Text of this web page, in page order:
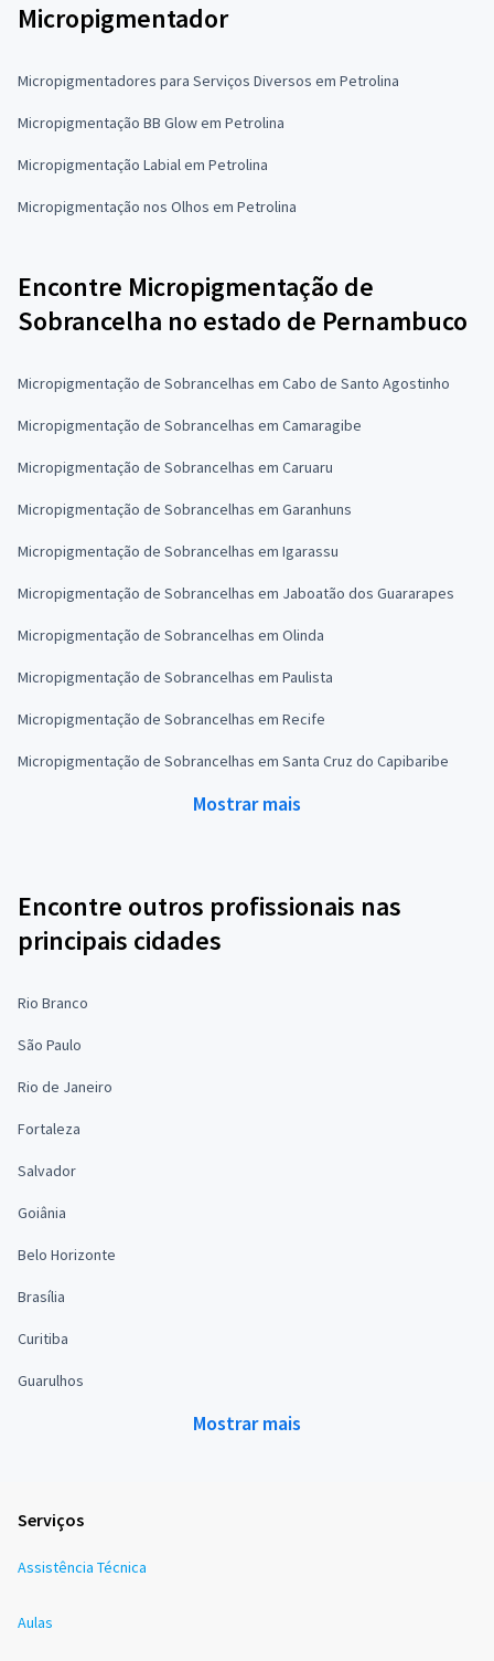
Micropigmentador
Micropigmentadores para Serviços Diversos em Petrolina
Micropigmentação BB Glow em Petrolina
Micropigmentação Labial em Petrolina
Micropigmentação nos Olhos em Petrolina
Encontre Micropigmentação de
Sobrancelha no estado de Pernambuco
Micropigmentação de Sobrancelhas em Cabo de Santo Agostinho
Micropigmentação de Sobrancelhas em Camaragibe
Micropigmentação de Sobrancelhas em Caruaru
Micropigmentação de Sobrancelhas em Garanhuns
Micropigmentação de Sobrancelhas em Igarassu
Micropigmentação de Sobrancelhas em Jaboatão dos Guararapes
Micropigmentação de Sobrancelhas em Olinda
Micropigmentação de Sobrancelhas em Paulista
Micropigmentação de Sobrancelhas em Recife
Micropigmentação de Sobrancelhas em Santa Cruz do Capibaribe
Mostrar mais
Encontre outros profissionais nas
principais cidades
Rio Branco
São Paulo
Rio de Janeiro
Fortaleza
Salvador
Goiânia
Belo Horizonte
Brasília
Curitiba
Guarulhos
Mostrar mais
Serviços
Assistência Técnica
Aulas